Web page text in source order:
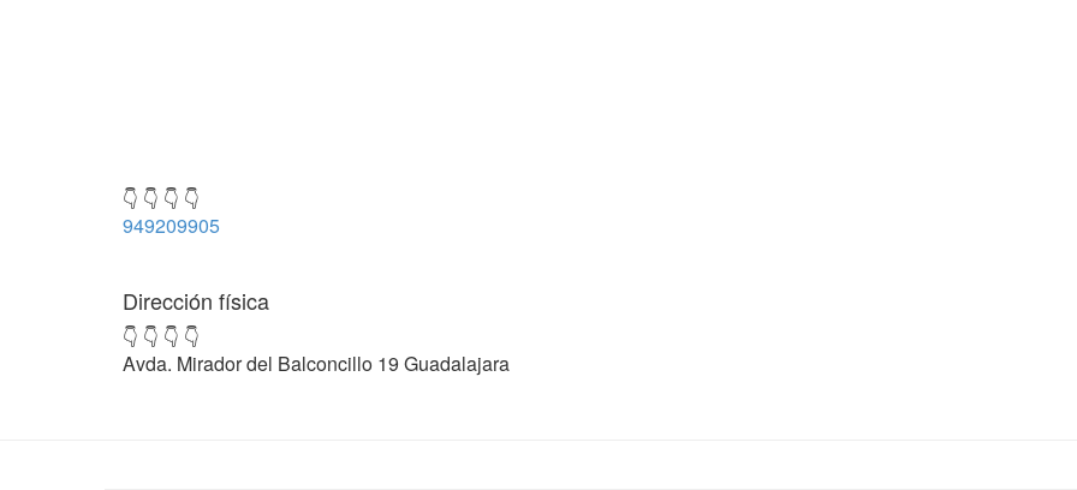
👇 👇 👇 👇
949209905
Dirección física
👇 👇 👇 👇
Avda. Mirador del Balconcillo 19 Guadalajara